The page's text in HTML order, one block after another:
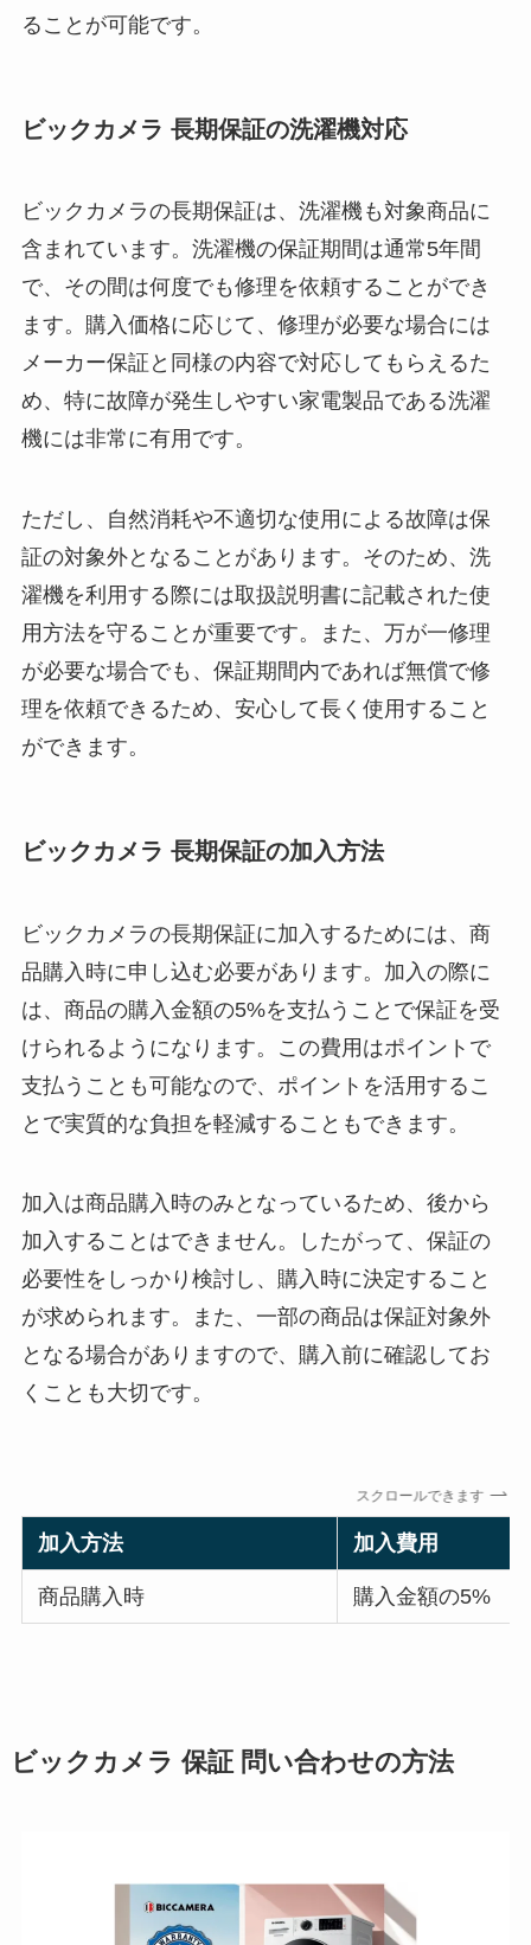
ることが可能です。
ビックカメラ 長期保証の洗濯機対応
ビックカメラの長期保証は、洗濯機も対象商品に
含まれています。洗濯機の保証期間は通常5年間
で、その間は何度でも修理を依頼することができ
ます。購入価格に応じて、修理が必要な場合には
メーカー保証と同様の内容で対応してもらえるた
め、特に故障が発生しやすい家電製品である洗濯
機には非常に有用です。
ただし、自然消耗や不適切な使用による故障は保
証の対象外となることがあります。そのため、洗
濯機を利用する際には取扱説明書に記載された使
用方法を守ることが重要です。また、万が一修理
が必要な場合でも、保証期間内であれば無償で修
理を依頼できるため、安心して長く使用すること
ができます。
ビックカメラ 長期保証の加入方法
ビックカメラの長期保証に加入するためには、商
品購入時に申し込む必要があります。加入の際に
は、商品の購入金額の5%を支払うことで保証を受
けられるようになります。この費用はポイントで
支払うことも可能なので、ポイントを活用するこ
とで実質的な負担を軽減することもできます。
加入は商品購入時のみとなっているため、後から
加入することはできません。したがって、保証の
必要性をしっかり検討し、購入時に決定すること
が求められます。また、一部の商品は保証対象外
となる場合がありますので、購入前に確認してお
くことも大切です。
スクロールできます
加入方法 加入費用
商品購入時 購入金額の5%
ビックカメラ 保証 問い合わせの方法